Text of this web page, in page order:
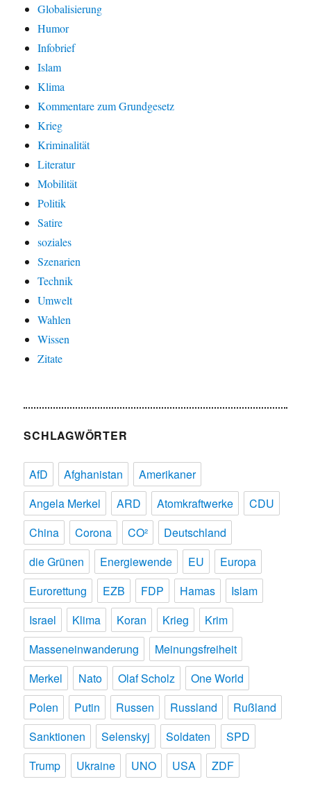
Globalisierung
Humor
Infobrief
Islam
Klima
Kommentare zum Grundgesetz
Krieg
Kriminalität
Literatur
Mobilität
Politik
Satire
soziales
Szenarien
Technik
Umwelt
Wahlen
Wissen
Zitate
SCHLAGWÖRTER
AfD Afghanistan
Amerikaner
Angela Merkel
ARD Atomkraftwerke
CDU
China
Corona CO²
Deutschland
die Grünen
Energiewende EU
Europa
Eurorettung
EZB FDP Hamas
Islam
Israel
Klima Koran Krieg
Krim
Masseneinwanderung
Meinungsfreiheit
Merkel
Nato Olaf Scholz
One World
Polen
Putin Russen Russland
Rußland
Sanktionen
Selenskyj Soldaten
SPD
Trump
Ukraine UNO USA ZDF